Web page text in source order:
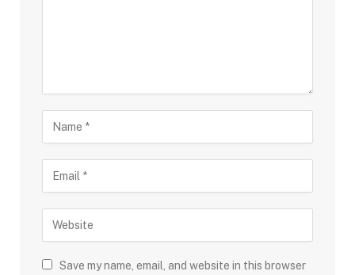
Save my name, email, and website in this browser